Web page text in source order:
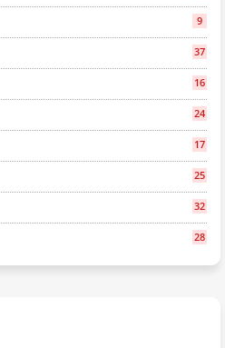
9
37
16
24
17
25
32
28